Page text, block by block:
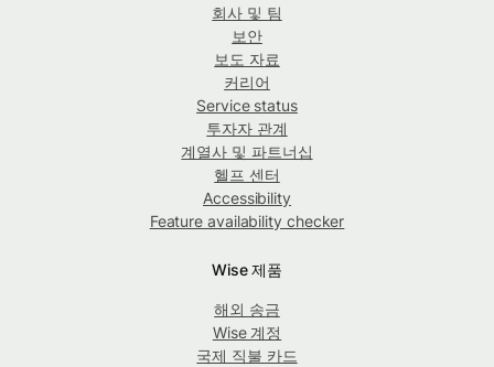
회사 및 팀
보안
보도 자료
커리어
Service status
투자자 관계
계열사 및 파트너십
헬프 센터
Accessibility
Feature availability checker
Wise 제품
해외 송금
Wise 계정
국제 직불 카드